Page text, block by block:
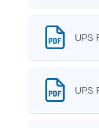
UPS
UPS